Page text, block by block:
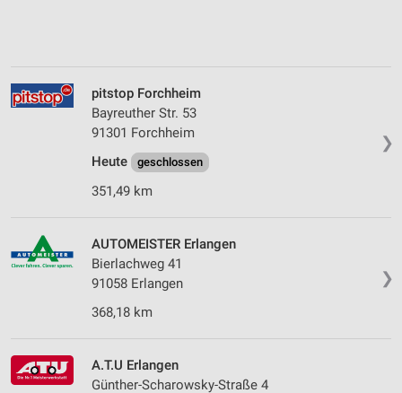
❯
pitstop Forchheim
Bayreuther Str. 53
91301 Forchheim
Heute
geschlossen
351,49 km
❯
AUTOMEISTER Erlangen
Bierlachweg 41
91058 Erlangen
368,18 km
A.T.U Erlangen
Günther-Scharowsky-Straße 4